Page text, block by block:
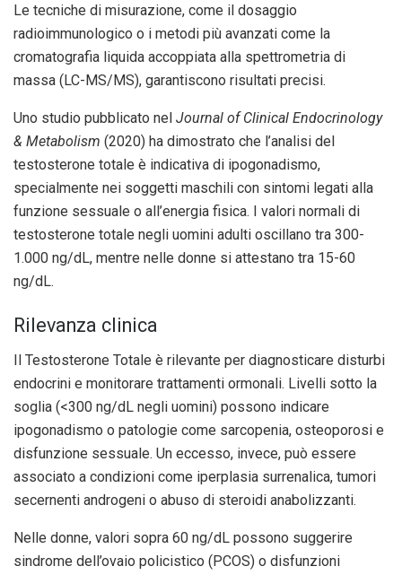
Le tecniche di misurazione, come il dosaggio
radioimmunologico o i metodi più avanzati come la
cromatografia liquida accoppiata alla spettrometria di
massa (LC-MS/MS), garantiscono risultati precisi.
Uno studio pubblicato nel Journal of Clinical Endocrinology
& Metabolism (2020) ha dimostrato che l’analisi del
testosterone totale è indicativa di ipogonadismo,
specialmente nei soggetti maschili con sintomi legati alla
funzione sessuale o all’energia fisica. I valori normali di
testosterone totale negli uomini adulti oscillano tra 300-
1.000 ng/dL, mentre nelle donne si attestano tra 15-60
ng/dL.
Rilevanza clinica
Il Testosterone Totale è rilevante per diagnosticare disturbi
endocrini e monitorare trattamenti ormonali. Livelli sotto la
soglia (<300 ng/dL negli uomini) possono indicare
ipogonadismo o patologie come sarcopenia, osteoporosi e
disfunzione sessuale. Un eccesso, invece, può essere
associato a condizioni come iperplasia surrenalica, tumori
secernenti androgeni o abuso di steroidi anabolizzanti.
Nelle donne, valori sopra 60 ng/dL possono suggerire
sindrome dell’ovaio policistico (PCOS) o disfunzioni